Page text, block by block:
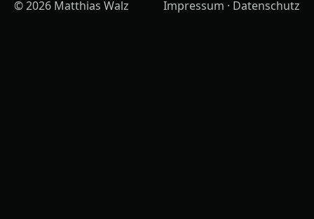
© 2026 Matthias Walz Impressum · Datenschutz